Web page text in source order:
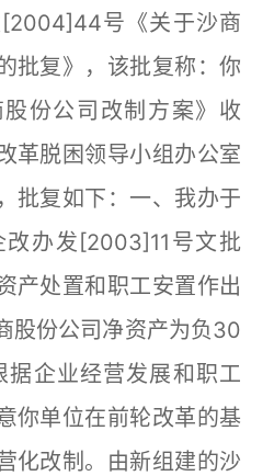
号《关于沙商
批复》，该批复称：你
份公司改制方案》收
革脱困领导小组办公室
批复如下：一、我办于
办发[2003]11号文批
产处置和职工安置作出
股份公司净资产为负30
据企业经营发展和职工
你单位在前轮改革的基
化改制。由新组建的沙